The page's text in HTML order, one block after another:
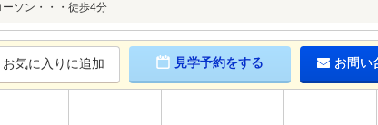
ソン・・・徒歩4分
お気に入りに追加 見学予約をする お問い